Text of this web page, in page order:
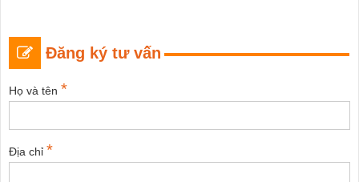
Đăng ký tư vấn
Họ và tên *
Địa chỉ *